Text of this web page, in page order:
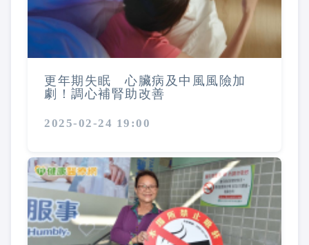
更年期失眠 心臟病及中風風險加
劇！調心補腎助改善
2025-02-24 19:00